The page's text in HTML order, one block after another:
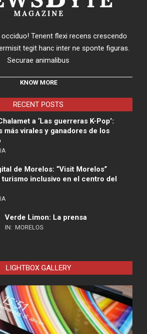
Tenent flexi recens crescendo
tegit hanc inter ne sponte figuras.
Securae animalibus
KNOW MORE
RECENT POSTS
a ‘Las guerreras K-Pop’:
más virales y ganadores de los
de Morelos: “Visit Morelos”
turismo inclusivo en el centro del
Verde Limon: La prensa
IN: MORELOS
LIGHTBOX GALLERY